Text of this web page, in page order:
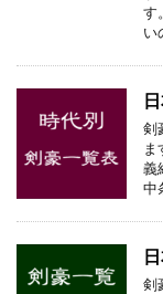
す
い
剣
ま
義
中
剣